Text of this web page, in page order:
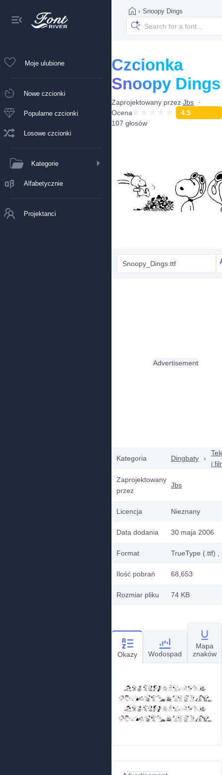
Moje ulubione
Nowe czcionki
Popularne czcionki
Losowe czcionki
Kategorie
Alfabetycznie
Projektanci
› Snoopy Dings
Czcionka
Snoopy Dings
Zaprojektowany przez Jbs
Ocena
4.5
107 głosów
Snoopy_Dings.ttf
Kategoria Dingbaty ›
i
Zaprojektowany
przez
Jbs
Licencja Nieznany
Data dodania 30 maja 2006
Format TrueType (.ttf)
Ilość pobrań 68,653
Rozmiar pliku 74 KB
Advertisement
Okazy Wodospad
Mapa
znaków